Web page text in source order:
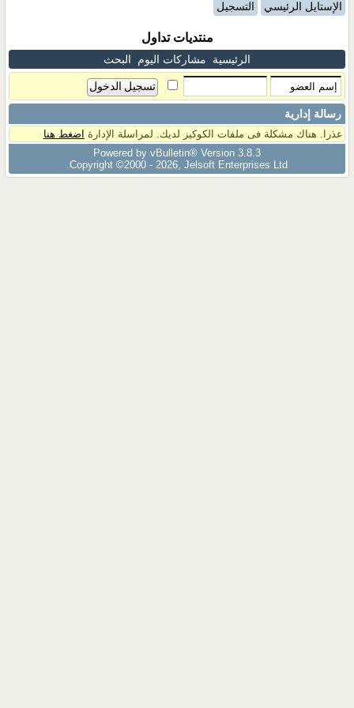
الإستايل الرئيسي التسجيل
منتديات تداول
الرئيسية مشاركات اليوم البحث
رسالة إدارية
عذرا. هناك مشكلة فى ملفات الكوكيز لديك. لمراسلة الإدارة اضغط هنا
Powered by vBulletin® Version 3.8.3
Copyright ©2000 - 2026, Jelsoft Enterprises Ltd.